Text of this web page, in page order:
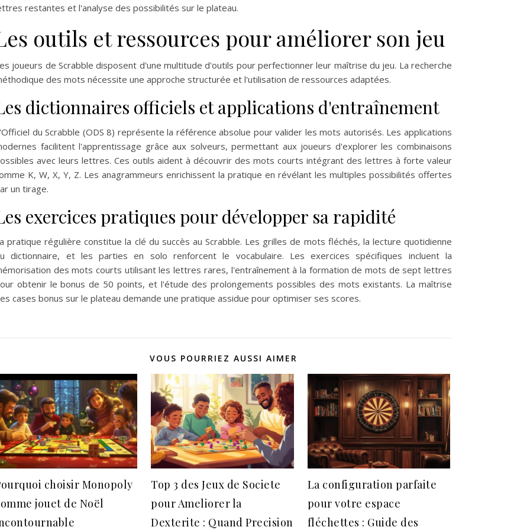
restantes et l'analyse des possibilités sur le plateau.
outils et ressources pour améliorer son jeu
joueurs de Scrabble disposent d'une multitude d'outils pour perfectionner leur maîtrise du jeu. La recherche
des mots nécessite une approche structurée et l'utilisation de ressources adaptées.
dictionnaires officiels et applications d'entraînement
du Scrabble (ODS 8) représente la référence absolue pour valider les mots autorisés. Les applications
facilitent l'apprentissage grâce aux solveurs, permettant aux joueurs d'explorer les combinaisons
avec leurs lettres. Ces outils aident à découvrir des mots courts intégrant des lettres à forte valeur
K, W, X, Y, Z. Les anagrammeurs enrichissent la pratique en révélant les multiples possibilités offertes
un tirage.
exercices pratiques pour développer sa rapidité
pratique régulière constitue la clé du succès au Scrabble. Les grilles de mots fléchés, la lecture quotidienne
dictionnaire, et les parties en solo renforcent le vocabulaire. Les exercices spécifiques incluent la
des mots courts utilisant les lettres rares, l'entraînement à la formation de mots de sept lettres
obtenir le bonus de 50 points, et l'étude des prolongements possibles des mots existants. La maîtrise
cases bonus sur le plateau demande une pratique assidue pour optimiser ses scores.
VOUS POURRIEZ AUSSI AIMER
choisir Monopoly
jouet de Noël
Top 3 des Jeux de Societe
pour Ameliorer la
Dexterite : Quand Precision
La configuration parfaite
pour votre espace
fléchettes : Guide des